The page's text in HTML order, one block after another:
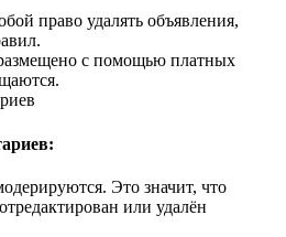
право удалять объявления,
с помощью платных
Это значит, что
или удалён